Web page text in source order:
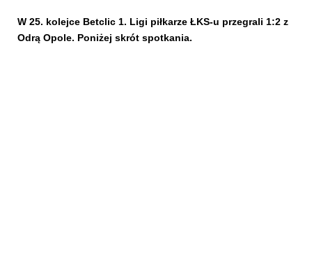
W 25. kolejce Betclic 1. Ligi piłkarze ŁKS-u przegrali 1:2 z
Odrą Opole. Poniżej skrót spotkania.